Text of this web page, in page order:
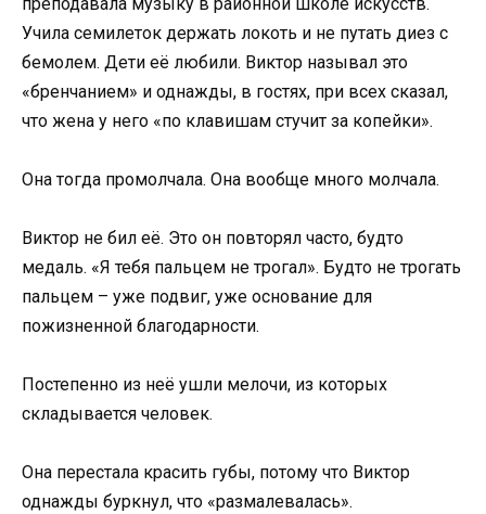
Учила семилеток держать локоть и не путать диез с
бемолем. Дети её любили. Виктор называл это
«бренчанием» и однажды, в гостях, при всех сказал,
что жена у него «по клавишам стучит за копейки».
Она тогда промолчала. Она вообще много молчала.
Виктор не бил её. Это он повторял часто, будто
медаль. «Я тебя пальцем не трогал». Будто не трогать
пальцем – уже подвиг, уже основание для
пожизненной благодарности.
Постепенно из неё ушли мелочи, из которых
складывается человек.
Она перестала красить губы, потому что Виктор
однажды буркнул, что «размалевалась».